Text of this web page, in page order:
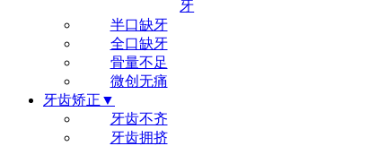
牙
半口缺牙
全口缺牙
骨量不足
微创无痛
牙齿矫正▼
牙齿不齐
牙齿拥挤